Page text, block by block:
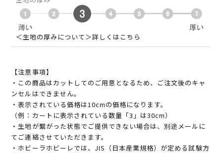
＜生地の厚みについて＞詳しくはこちら
【注意事項】
・この商品はカットしてのご用意となるため、ご注文後のキャ
ンセルはできません。
・表示されている価格は10cmの価格になります。
（例：カートに表示されている数量「3」は30cm）
・生地が繋がった状態でご提供できない場合は、別途メールに
てご連絡させていただきます。
・ホビーラホビーレでは、JIS（日本産業規格）が定める試験方